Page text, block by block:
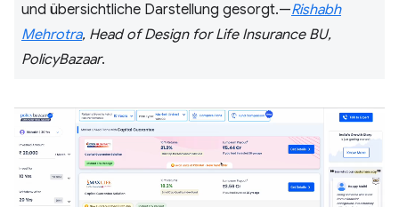
und übersichtliche Darstellung gesorgt.—Rishabh
Mehrotra, Head of Design for Life Insurance BU,
PolicyBazaar.